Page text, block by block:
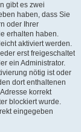
gibt es zwei
haben, dass Sie
oder Ihrer
erhalten haben.
aktiviert werden.
erst freigeschaltet
ein Administrator.
nötig ist oder
dort enthaltenen
korrekt
blockiert wurde.
eingegeben